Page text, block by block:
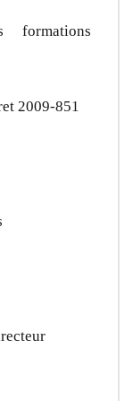
formations
2009-851